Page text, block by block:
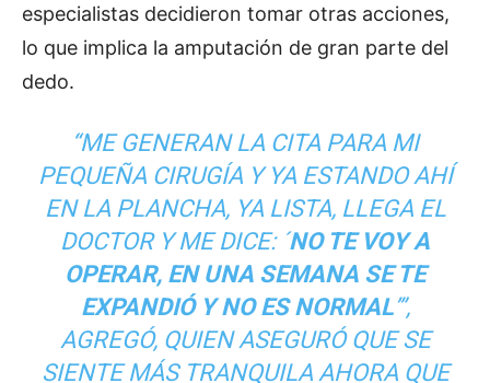
especialistas decidieron tomar otras acciones,
lo que implica la amputación de gran parte del
dedo.
“ME GENERAN LA CITA PARA MI
PEQUEÑA CIRUGÍA Y YA ESTANDO AHÍ
EN LA PLANCHA, YA LISTA, LLEGA EL
DOCTOR Y ME DICE: ´NO TE VOY A
OPERAR, EN UNA SEMANA SE TE
EXPANDIÓ Y NO ES NORMAL’”,
AGREGÓ, QUIEN ASEGURÓ QUE SE
SIENTE MÁS TRANQUILA AHORA QUE